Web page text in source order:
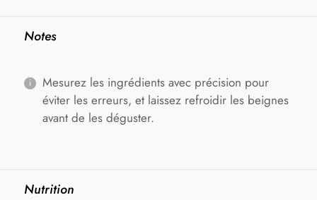
Notes
Mesurez les ingrédients avec précision pour
éviter les erreurs, et laissez refroidir les beignes
avant de les déguster.
Nutrition